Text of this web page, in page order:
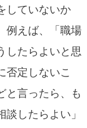
していないか
例えば、「職場
したらよいと思
否定しないこ
と言ったら、も
したらよい」